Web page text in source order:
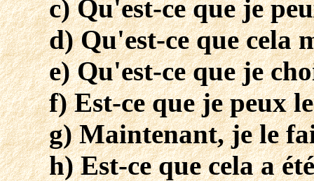
c) Qu'est-ce que je
d) Qu'est-ce que cela
e) Qu'est-ce que je
f) Est-ce que je peux
g) Maintenant, je le
h) Est-ce que cela a